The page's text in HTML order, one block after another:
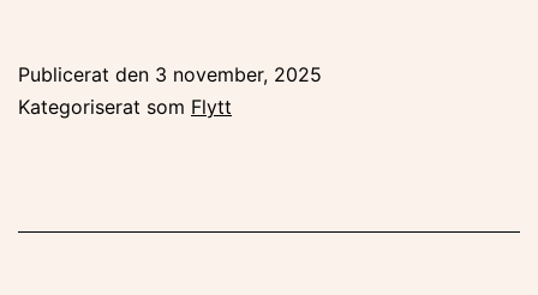
Publicerat den 3 november, 2025
Kategoriserat som Flytt